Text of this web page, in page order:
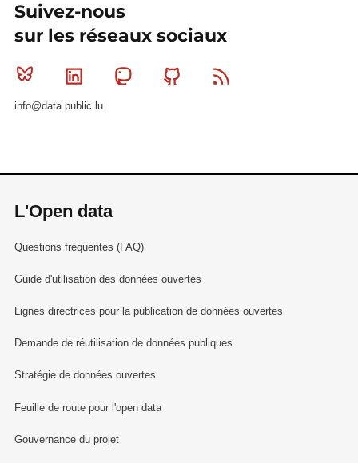
Suivez-nous
sur les réseaux sociaux
Bluesky Linkedin MastodonGithub
info@data.public.lu
L'Open data
Questions fréquentes (FAQ)
Guide d'utilisation des données ouvertes
Lignes directrices pour la publication de données ouvertes
Demande de réutilisation de données publiques
Stratégie de données ouvertes
Feuille de route pour l'open data
Gouvernance du projet